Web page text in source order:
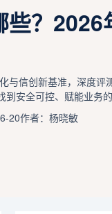
些？
与信创新基准，深度评
安全可控、赋能业务的
20作者：杨晓敏